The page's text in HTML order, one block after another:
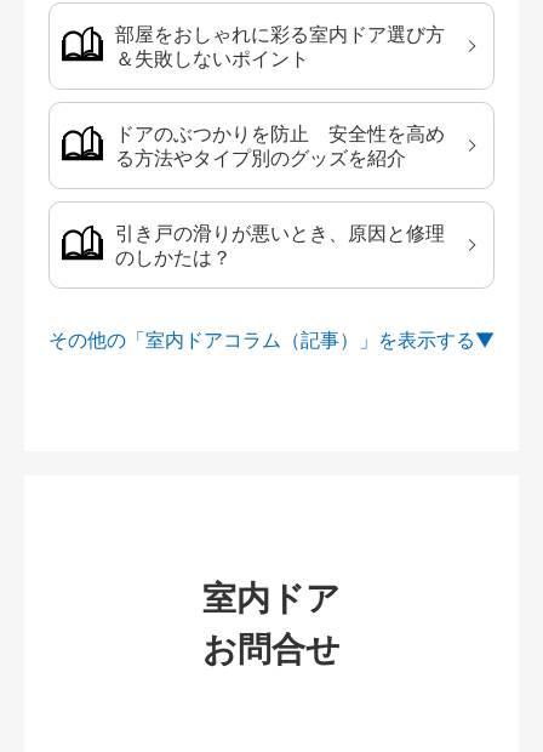
部屋をおしゃれに彩る室内ドア選び方
＆失敗しないポイント
ドアのぶつかりを防止 安全性を高め
る方法やタイプ別のグッズを紹介
引き戸の滑りが悪いとき、原因と修理
のしかたは？
その他の「室内ドアコラム（記事）」を
室内ドア
お問合せ